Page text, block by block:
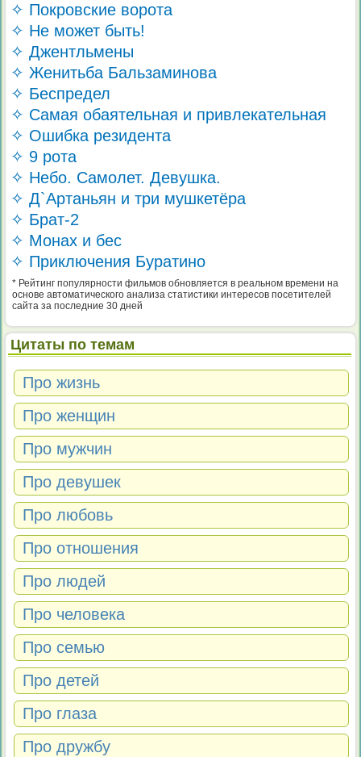
✧ Покровские ворота
✧ Не может быть!
✧ Джентльмены
✧ Женитьба Бальзаминова
✧ Беспредел
✧ Самая обаятельная и привлекательная
✧ Ошибка резидента
✧ 9 рота
✧ Небо. Самолет. Девушка.
✧ Д`Артаньян и три мушкетёра
✧ Брат-2
✧ Монах и бес
✧ Приключения Буратино
* Рейтинг популярности фильмов обновляется в реальном времени на
основе автоматического анализа статистики интересов посетителей
сайта за последние 30 дней
Цитаты по темам
Про жизнь
Про женщин
Про мужчин
Про девушек
Про любовь
Про отношения
Про людей
Про человека
Про семью
Про детей
Про глаза
Про дружбу